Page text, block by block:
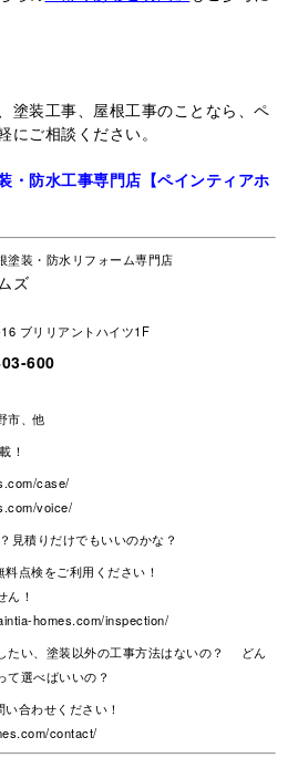
塗装工事、屋根工事のことなら、ペ
ご相談ください。
・防水工事専門店【ペインティアホ
塗装・防水リフォーム専門店
ズ
ブリリアントハイツ1F
600
市、他
！
case/
voice/
見積りだけでもいいのかな？
点検をご利用ください！
！
homes.com/inspection/
たい、塗装以外の工事方法はないの？ どん
選べばいいの？
合わせください！
contact/